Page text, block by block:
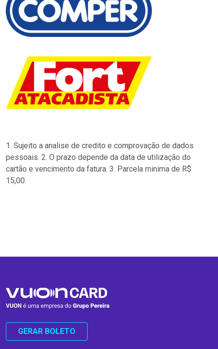
1. Sujeito a analise de credito e comprovação de dados
pessoais. 2. O prazo depende da data de utilização do
cartão e vencimento da fatura. 3. Parcela minima de R$
15,00.
GERAR BOLETO